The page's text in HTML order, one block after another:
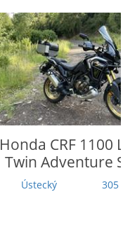
Honda CRF 1100
Twin Adventure
Ústecký 305